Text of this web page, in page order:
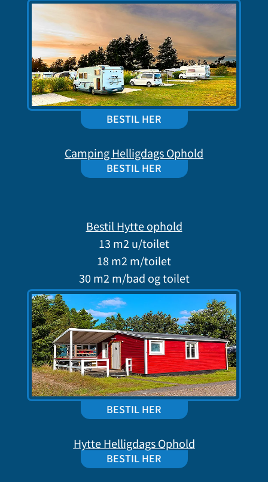
BESTIL HER
Camping Helligdags Ophold
BESTIL HER
Bestil Hytte ophold
13 m2 u/toilet
18 m2 m/toilet
30 m2 m/bad og toilet
BESTIL HER
Hytte Helligdags Ophold
BESTIL HER